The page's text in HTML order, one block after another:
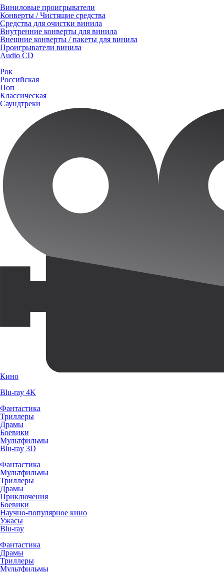
Виниловые проигрыватели
Конверты / Чистящие средства
Средства для очистки винила
Внутренние конверты для винила
Внешние конверты / пакеты для винила
Проигрыватели винила
Audio CD
Рок
Российская
Поп
Классическая
Саундтреки
Кино
Blu-ray 4K
Фантастика
Триллеры
Драмы
Боевики
Мультфильмы
Blu-ray 3D
Фантастика
Мультфильмы
Триллеры
Драмы
Приключения
Боевики
Научно-популярное кино
Ужасы
Blu-ray
Фантастика
Драмы
Триллеры
Мультфильмы